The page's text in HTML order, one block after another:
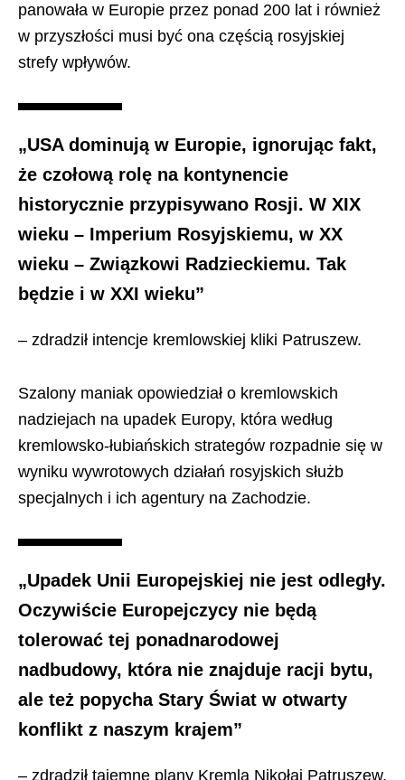
panowała w Europie przez ponad 200 lat i również
w przyszłości musi być ona częścią rosyjskiej
strefy wpływów.
„USA dominują w Europie, ignorując fakt,
że czołową rolę na kontynencie
historycznie przypisywano Rosji. W XIX
wieku – Imperium Rosyjskiemu, w XX
wieku – Związkowi Radzieckiemu. Tak
będzie i w XXI wieku”
– zdradził intencje kremlowskiej kliki Patruszew.
Szalony maniak opowiedział o kremlowskich
nadziejach na upadek Europy, która według
kremlowsko-łubiańskich strategów rozpadnie się w
wyniku wywrotowych działań rosyjskich służb
specjalnych i ich agentury na Zachodzie.
„Upadek Unii Europejskiej nie jest odległy.
Oczywiście Europejczycy nie będą
tolerować tej ponadnarodowej
nadbudowy, która nie znajduje racji bytu,
ale też popycha Stary Świat w otwarty
konflikt z naszym krajem”
– zdradził tajemne plany Kremla Nikołaj Patruszew.